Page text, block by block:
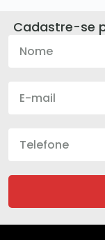
Cadastre-se